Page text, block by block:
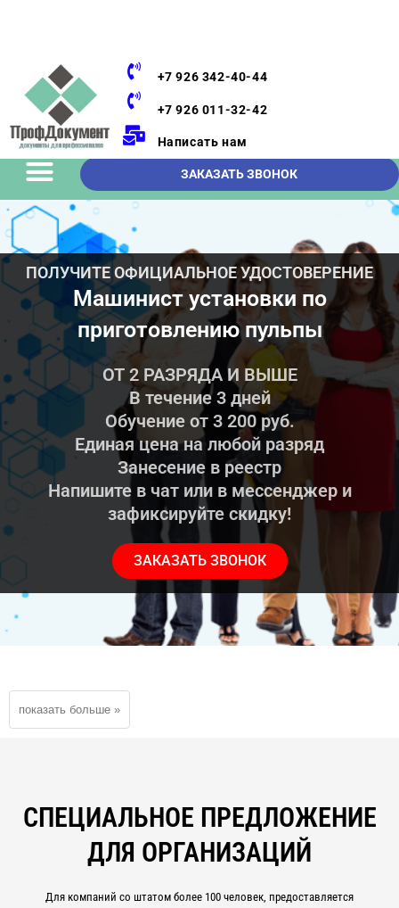
+7 926 342-40-44
+7 926 011-32-42
Написать нам
ЗАКАЗАТЬ ЗВОНОК
ПОЛУЧИТЕ ОФИЦИАЛЬНОЕ УДОСТОВЕРЕНИЕ
Машинист установки по
приготовлению пульпы
ОТ 2 РАЗРЯДА И ВЫШЕ
В течение 3 дней
Обучение от 3 200 руб.
Единая цена на любой разряд
Занесение в реестр
Напишите в чат или в мессенджер и
зафиксируйте скидку!
ЗАКАЗАТЬ ЗВОНОК
СПЕЦИАЛЬНОЕ ПРЕДЛОЖЕНИЕ
ДЛЯ ОРГАНИЗАЦИЙ
Для компаний со штатом более 100 человек, предоставляется